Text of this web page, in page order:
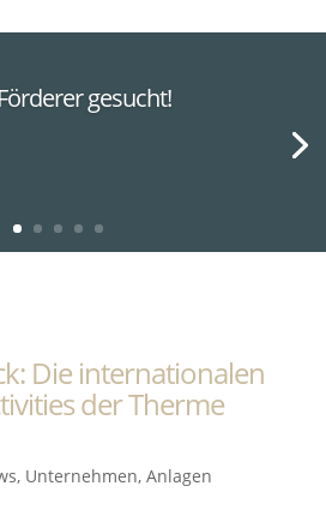
gesucht!
Die internationalen
der Therme
, Unternehmen, Anlagen